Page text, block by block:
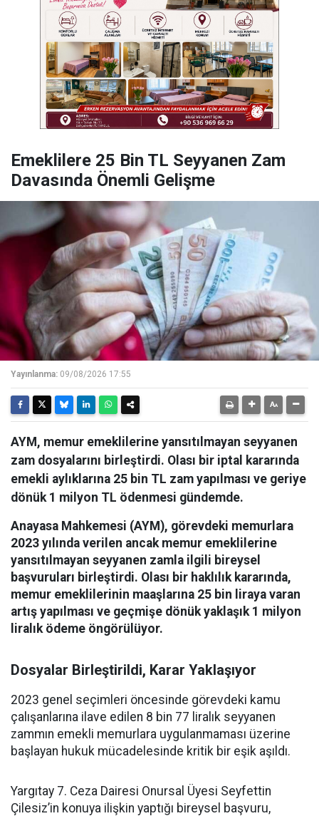
Emeklilere 25 Bin TL Seyyanen Zam
Davasında Önemli Gelişme
Yayınlanma: 09/08/2026 17:55
AYM, memur emeklilerine yansıtılmayan seyyanen
zam dosyalarını birleştirdi. Olası bir iptal kararında
emekli aylıklarına 25 bin TL zam yapılması ve geriye
dönük 1 milyon TL ödenmesi gündemde.
Anayasa Mahkemesi (AYM), görevdeki memurlara
2023 yılında verilen ancak memur emeklilerine
yansıtılmayan seyyanen zamla ilgili bireysel
başvuruları birleştirdi. Olası bir haklılık kararında,
memur emeklilerinin maaşlarına 25 bin liraya varan
artış yapılması ve geçmişe dönük yaklaşık 1 milyon
liralık ödeme öngörülüyor.
Dosyalar Birleştirildi, Karar Yaklaşıyor
2023 genel seçimleri öncesinde görevdeki kamu
çalışanlarına ilave edilen 8 bin 77 liralık seyyanen
zammın emekli memurlara uygulanmaması üzerine
başlayan hukuk mücadelesinde kritik bir eşik aşıldı.
Yargıtay 7. Ceza Dairesi Onursal Üyesi Seyfettin
Çilesiz’in konuya ilişkin yaptığı bireysel başvuru,